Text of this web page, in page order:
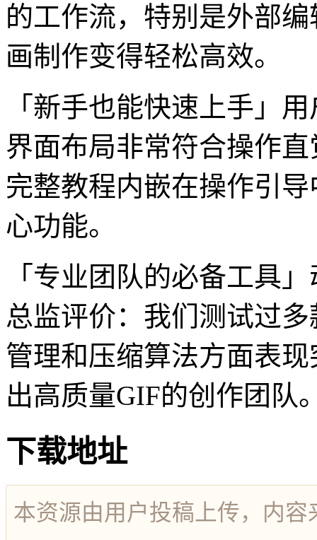
的工作流，特别是外部
画制作变得轻松高效。
「新手也能快速上手」
界面布局非常符合操作
完整教程内嵌在操作引
心功能。
「专业团队的必备工具
总监评价：我们测试过
管理和压缩算法方面表
出高质量GIF的创作团队
下载地址
本资源由用户投稿上传，内